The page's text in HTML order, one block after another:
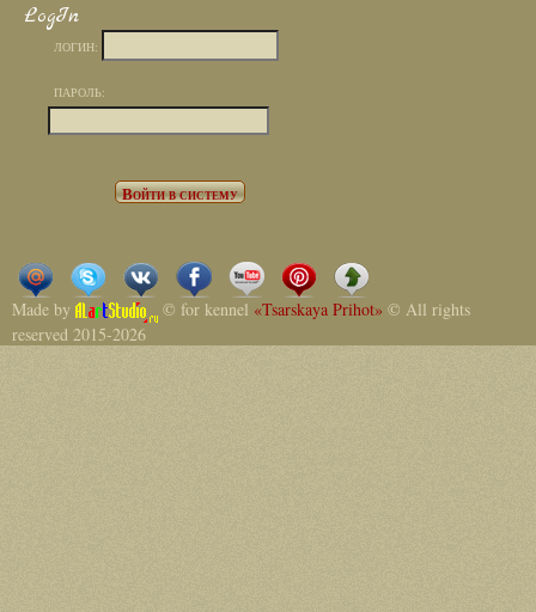
LogIn
ЛОГИН:
ПАРОЛЬ:
Made by © for kennel «Tsarskaya Prihot» © All rights
reserved 2015-2026